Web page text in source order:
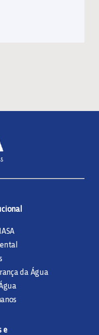
da Água
e